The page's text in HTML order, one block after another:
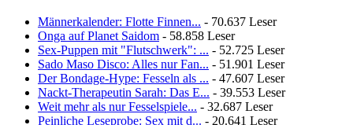
Männerkalender: Flotte Finnen... - 70.637 Leser
Onga auf Planet Saidom - 58.858 Leser
Sex-Puppen mit "Flutschwerk": ... - 52.725 Leser
Sado Maso Disco: Alles nur Fan... - 51.901 Leser
Der Bondage-Hype: Fesseln als ... - 47.607 Leser
Nackt-Therapeutin Sarah: Das E... - 39.553 Leser
Weit mehr als nur Fesselspiele... - 32.687 Leser
Peinliche Leseprobe: Sex mit d... - 20.641 Leser